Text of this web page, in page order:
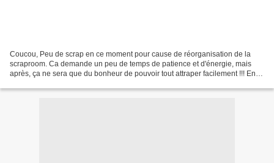
Coucou, Peu de scrap en ce moment pour cause de réorganisation de la
scraproom. Ca demande un peu de temps de patience et d'énergie, mais
après, ça ne sera que du bonheur de pouvoir tout attraper facilement !!! En